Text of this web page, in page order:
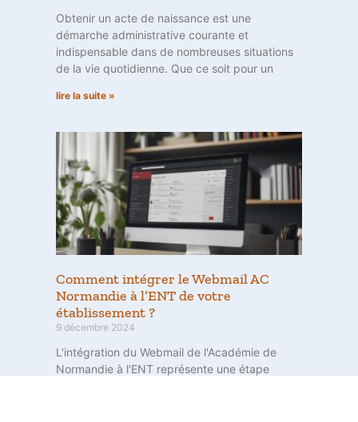
Obtenir un acte de naissance est une
démarche administrative courante et
indispensable dans de nombreuses situations
de la vie quotidienne. Que ce soit pour un
lire la suite »
Comment intégrer le Webmail AC
Normandie à l’ENT de votre
établissement ?
9 décembre 2024
L'intégration du Webmail de l'Académie de
Normandie à l'ENT représente une étape